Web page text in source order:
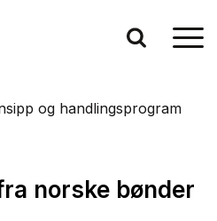
og handlingsprogram
norske bønder